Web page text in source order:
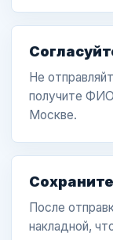
Не
получите
Москве.
После
накладной,